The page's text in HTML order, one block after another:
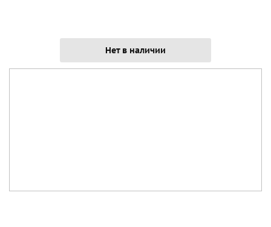
Нет в наличии